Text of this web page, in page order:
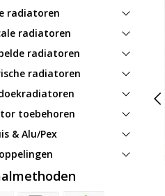
radiatoren
radiatoren
radiatoren
radiatoren
toebehoren
& Alu/Pex